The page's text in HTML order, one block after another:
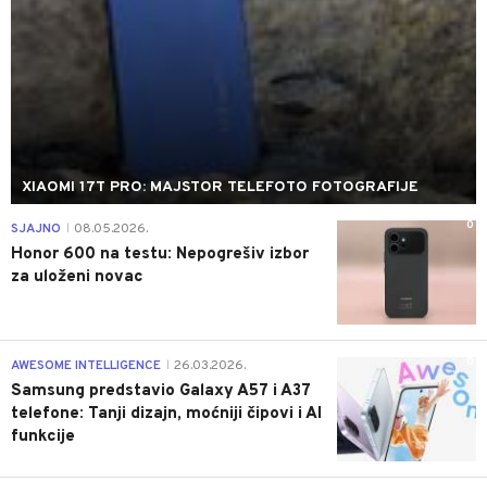
XIAOMI 17T PRO: MAJSTOR TELEFOTO FOTOGRAFIJE
0
SJAJNO 08.05.2026.
Honor 600 na testu: Nepogrešiv izbor
za uloženi novac
AWESOME INTELLIGENCE 26.03.2026.
Samsung predstavio Galaxy A57 i A37
telefone: Tanji dizajn, moćniji čipovi i AI
funkcije